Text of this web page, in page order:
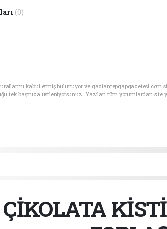
(0)
kabul etmiş bulunuyor ve gaziantepgapgazetesi.com
tek başınıza üstleniyorsunuz. Yazılan tüm yorumlardan
ÇİKOLATA